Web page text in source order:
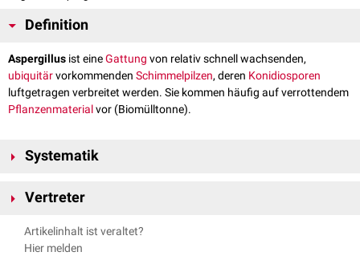
Definition
Aspergillus ist eineGattung von relativ schnell wachsenden,
ubiquitärvorkommenden Schimmelpilzen, deren Konidiosporen
luftgetragen verbreitet werden. Sie kommen häufig auf verrottendem
Pflanzenmaterialvor (Biomülltonne).
Systematik
Phylum:Ascomycota
Klasse :Eurotiomycetes
Vertreter
Von den über 350 Arten der Gattung Aspergillus können etwa 50 eine
verursachen, z.B.:
Artikelinhalt ist veraltet?
Hier melden